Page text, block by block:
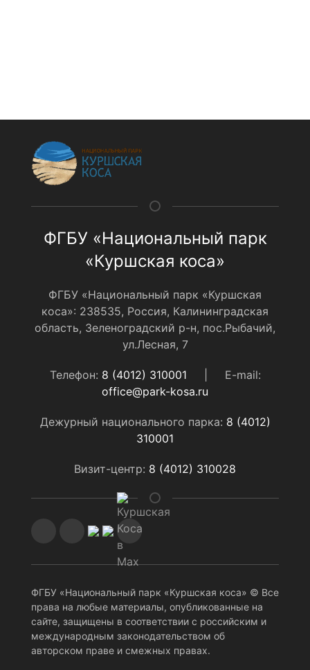
ФГБУ «Национальный парк
«Куршская коса»
ФГБУ «Национальный парк «Куршская
коса»: 238535, Россия, Калининградская
область, Зеленоградский р-н, пос.Рыбачий,
ул.Лесная, 7
Телефон: 8 (4012) 310001
E-mail:
office@park-kosa.ru
Дежурный национального парка: 8 (4012)
310001
Визит-центр: 8 (4012) 310028
ФГБУ «Национальный парк «Куршская коса» © Все
права на любые материалы, опубликованные на
сайте, защищены в соответствии с российским и
международным законодательством об
авторском праве и смежных правах.